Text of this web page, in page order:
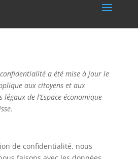
a été mise à jour le
aux citoyens et aux
de l’Espace économique
de confidentialité, nous